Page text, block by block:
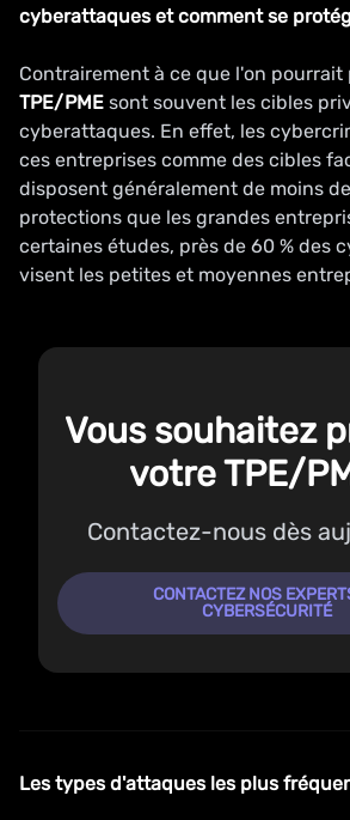
cyberattaques et comment se
Contrairement à ce que l'on pourrait
TPE/PME sont souvent les cibles
cyberattaques. En effet, les
ces entreprises comme des cibles
disposent généralement de moins
protections que les grandes
certaines études, près de 60 % des
visent les petites et moyennes
Vous souhaitez
votre TPE/
Contactez-nous dès
CONTACTEZ NOS
CYBERSÉCURITÉ
Les types d'attaques les plus